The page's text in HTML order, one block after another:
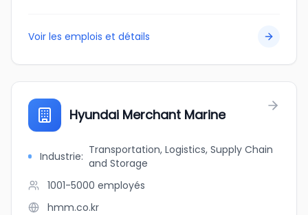
Voir les emplois et détails
Hyundai Merchant Marine
Industrie: Transportation, Logistics, Supply Chain
and Storage
1001-5000 employés
hmm.co.kr